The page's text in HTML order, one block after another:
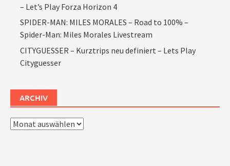
– Let’s Play Forza Horizon 4
SPIDER-MAN: MILES MORALES – Road to 100% –
Spider-Man: Miles Morales Livestream
CITYGUESSER – Kurztrips neu definiert – Lets Play
Cityguesser
ARCHIV
Archiv